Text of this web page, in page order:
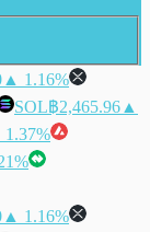
▲ 1.16%
SOL฿2,465.96 ▲
▲ 1.16%